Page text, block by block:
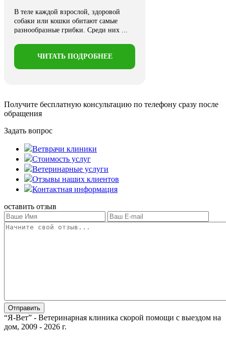
В теле каждой взрослой, здоровой
собаки или кошки обитают самые
разнообразные грибки. Среди них ...
ЧИТАТЬ ПОДРОБНЕЕ
Получите бесплатную консультацию по телефону сразу после
обращения
Задать вопрос
Ветврачи клиники
Стоимость услуг
Ветеринарные услуги
Отзывы наших клиентов
Контактная информация
оставить отзыв
“Я-Вет” - Ветеринарная клиника скорой помощи с выездом на
дом, 2009 - 2026 г.